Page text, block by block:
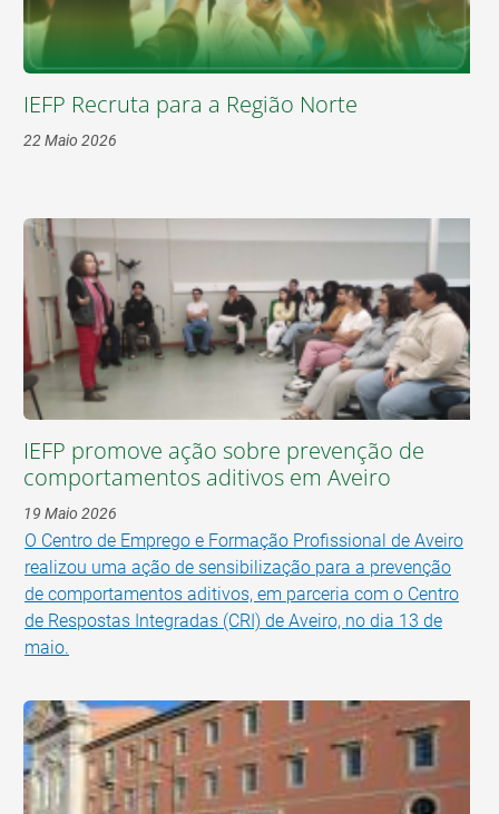
IEFP Recruta para a Região Norte
22 Maio 2026
IEFP promove ação sobre prevenção de
comportamentos aditivos em Aveiro
19 Maio 2026
O Centro de Emprego e Formação Profissional de Aveiro
realizou uma ação de sensibilização para a prevenção
de comportamentos aditivos, em parceria com o Centro
de Respostas Integradas (CRI) de Aveiro, no dia 13 de
maio.